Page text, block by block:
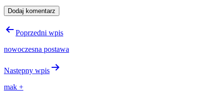
Nawigacja
Poprzedni wpis
nowoczesna postawa
Następny wpis
mak +